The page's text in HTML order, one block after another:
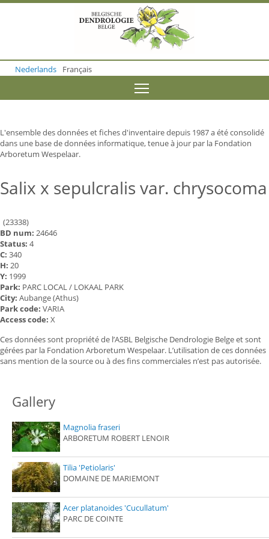
o
m
o
n
t
e
t
Nederlands Français
L'ensemble des données et fiches d'inventaire depuis 1987 a été consolidé
dans une base de données informatique, tenue à jour par la Fondation
Arboretum Wespelaar.
Salix x sepulcralis var. chrysocoma
(23338)
BD num: 24646
Status: 4
C: 340
H: 20
Y: 1999
Park: PARC LOCAL / LOKAAL PARK
City: Aubange (Athus)
Park code: VARIA
Access code: X
Ces données sont propriété de l’ASBL Belgische Dendrologie Belge et sont
gérées par la Fondation Arboretum Wespelaar. L’utilisation de ces données
sans mention de la source ou à des fins commerciales n’est pas autorisée.
Gallery
Magnolia fraseri
ARBORETUM ROBERT LENOIR
Tilia 'Petiolaris'
DOMAINE DE MARIEMONT
Acer platanoides 'Cucullatum'
PARC DE COINTE